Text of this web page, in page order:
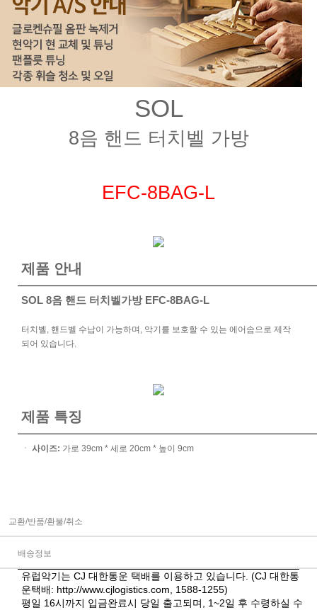
SOL
8음 핸드 터치벨 가방
EFC-8BAG-L
제품 안내
SOL 8음 핸드 터치벨가방 EFC-8BAG-L
터치벨, 핸드벨 수납이 가능하며, 악기를 보호할 수 있는 에어솜으로 제작
되어 있습니다.
제품 특징
ㆍ 사이즈: 가로 39cm * 세로 20cm * 높이 9cm
교환/반품/환불/취소
배송정보
유럽악기는 CJ 대한통운 택배를 이용하고 있습니다. (CJ 대한통
운택배: http://www.cjlogistics.com , 1588-1255)
평일 16시까지 입금완료시 당일 출고되며, 1~2일 후 수령하실 수